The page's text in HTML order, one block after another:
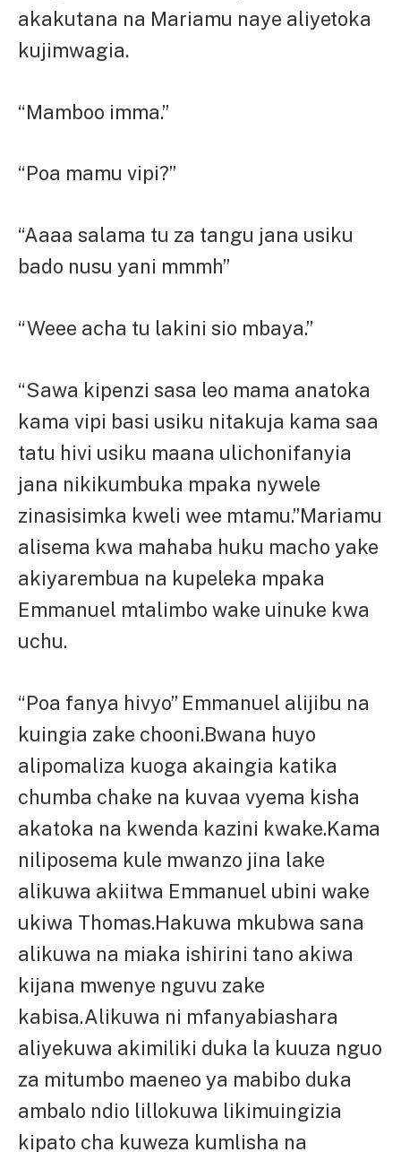
akakutana na Mariamu naye aliyetoka
kujimwagia.
“Mamboo imma.”
“Poa mamu vipi?”
“Aaaa salama tu za tangu jana usiku
bado nusu yani mmmh”
“Weee acha tu lakini sio mbaya.”
“Sawa kipenzi sasa leo mama anatoka
kama vipi basi usiku nitakuja kama saa
tatu hivi usiku maana ulichonifanyia
jana nikikumbuka mpaka nywele
zinasisimka kweli wee mtamu.”Mariamu
alisema kwa mahaba huku macho yake
akiyarembua na kupeleka mpaka
Emmanuel mtalimbo wake uinuke kwa
uchu.
“Poa fanya hivyo” Emmanuel alijibu na
kuingia zake chooni.Bwana huyo
alipomaliza kuoga akaingia katika
chumba chake na kuvaa vyema kisha
akatoka na kwenda kazini kwake.Kama
niliposema kule mwanzo jina lake
alikuwa akiitwa Emmanuel ubini wake
ukiwa Thomas.Hakuwa mkubwa sana
alikuwa na miaka ishirini tano akiwa
kijana mwenye nguvu zake
kabisa.Alikuwa ni mfanyabiashara
aliyekuwa akimiliki duka la kuuza nguo
za mitumbo maeneo ya mabibo duka
ambalo ndio lillokuwa likimuingizia
kipato cha kuweza kumlisha na